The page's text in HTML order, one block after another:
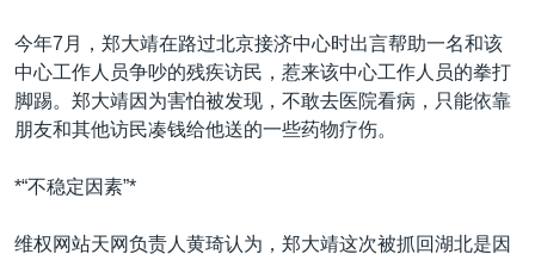
今年7月，郑大靖在路过北京接济中心时出言帮助一名和该
中心工作人员争吵的残疾访民，惹来该中心工作人员的拳打
脚踢。郑大靖因为害怕被发现，不敢去医院看病，只能依靠
朋友和其他访民凑钱给他送的一些药物疗伤。
*“不稳定因素”*
维权网站天网负责人黄琦认为，郑大靖这次被抓回湖北是因